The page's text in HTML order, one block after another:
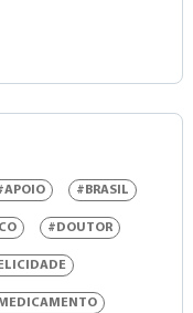
#BRASIL
#DOUTOR